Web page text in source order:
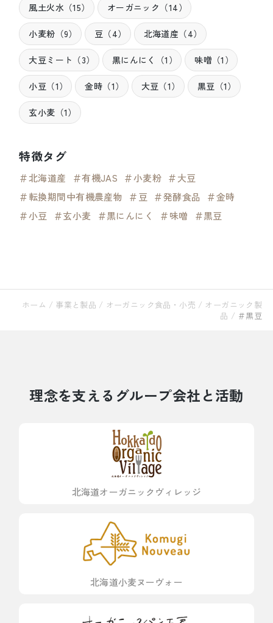
風土火水（15） オーガニック（14）
小麦粉（9） 豆（4） 北海道産（4）
大豆ミート（3） 黒にんにく（1） 味噌（1）
小豆（1） 金時（1） 大豆（1） 黒豆（1）
玄小麦（1）
特徴タグ
＃北海道産 ＃有機JAS ＃小麦粉 ＃大豆
＃転換期間中有機農産物
＃豆 ＃発酵食品
＃金時
＃小豆
＃玄小麦 ＃黒にんにく ＃味噌 ＃黒豆
ホーム / 事業と製品 / オーガニック食品・小売 / オーガニック製
品 / ＃黒豆
理念を支えるグループ会社と活動
北海道オーガニックヴィレッジ
北海道小麦ヌーヴォー